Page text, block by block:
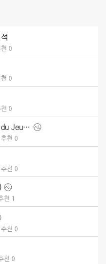
0
0
0
부가티 W16 Mistral Le Retour du Jeune Prince (2026)
추천 0
추천 0
천 1
추천 0
천 0